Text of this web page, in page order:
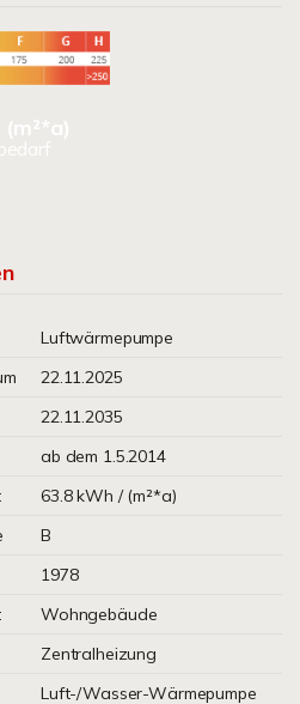
Luftwärmepumpe
22.11.2025
22.11.2035
ab dem 1.5.2014
63.8 kWh / (m²*a)
B
1978
Wohngebäude
Zentralheizung
Luft-/Wasser-Wärmepumpe